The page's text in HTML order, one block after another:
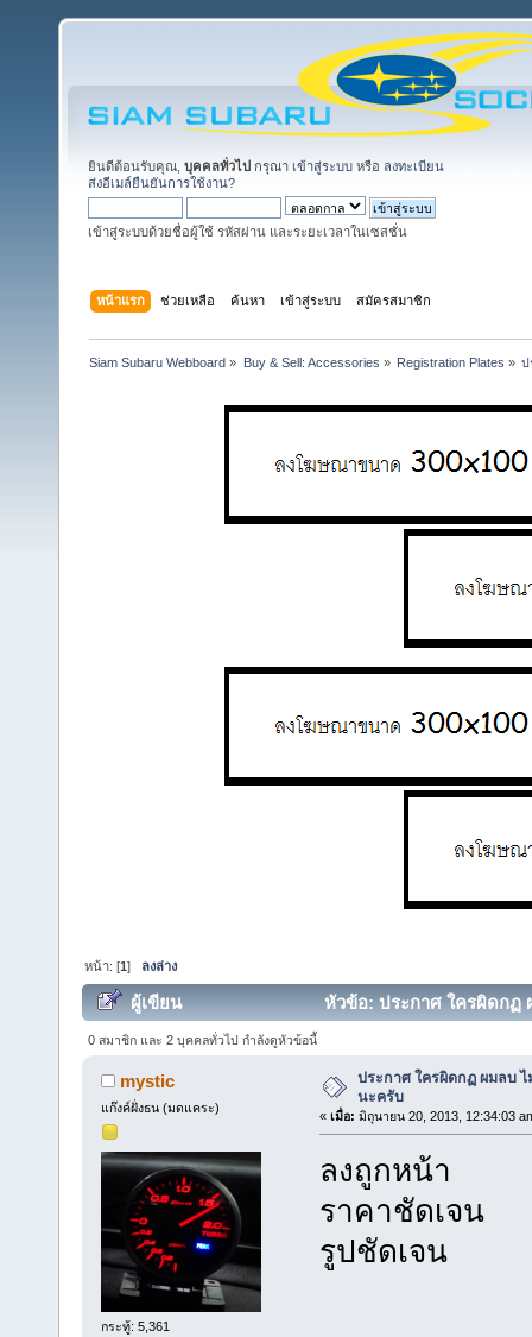
ยินดีต้อนรับคุณ, บุคคลทั่วไป กรุณา เข้าสู่ระบบ หรือ ลงทะเบียน
ส่งอีเมล์ยืนยันการใช้งาน?
เข้าสู่ระบบด้วยชื่อผู้ใช้ รหัสผ่าน และระยะเวลาในเซสชั่น
หน้าแรก ช่วยเหลือ ค้นหา เข้าสู่ระบบ สมัครสมาชิก
Siam Subaru Webboard » Buy & Sell: Accessories » Registration Plates » ป
หน้า: [1] ลงล่าง
ผู้เขียน หัวข้อ: ประกาศ ใครผิดกฏ
0 สมาชิก และ 2 บุคคลทั่วไป กำลังดูหัวข้อนี้
mystic
แก๊งค์ฝั่งธน (มดแคระ)
กระทู้: 5,361
ประกาศ ใครผิดกฏ ผมลบ
นะครับ
« เมื่อ: มิถุนายน 20, 2013, 12:34:03
ลงถูกหน้า
ราคาชัดเจน
รูปชัดเจน